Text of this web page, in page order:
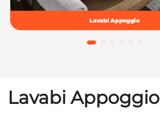
Lavabi Appoggio
Lavabi Appoggio